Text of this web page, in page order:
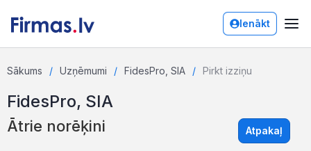
Ienākt
Sākums Uzņēmumi FidesPro, SIA Pirkt izziņu
FidesPro, SIA
Ātrie norēķini Atpakaļ